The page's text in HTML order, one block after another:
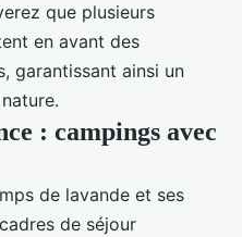
que plusieurs
en avant des
garantissant ainsi un
: campings avec
de lavande et ses
de séjour